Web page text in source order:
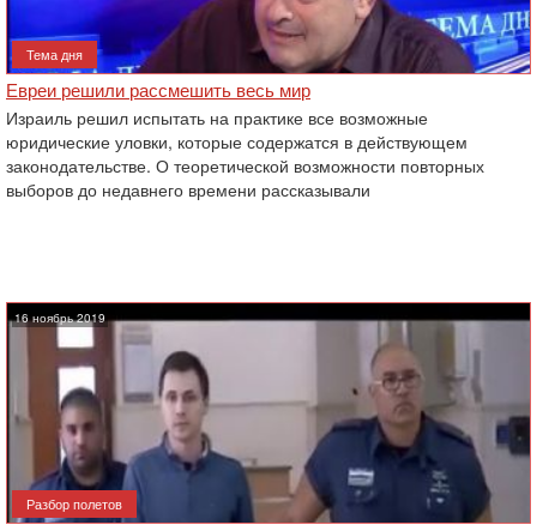
Тема дня
Евреи решили рассмешить весь мир
Израиль решил испытать на практике все возможные
юридические уловки, которые содержатся в действующем
законодательстве. О теоретической возможности повторных
выборов до недавнего времени рассказывали
16 ноябрь 2019
Разбор полетов